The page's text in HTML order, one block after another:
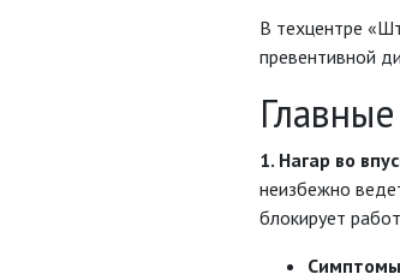
В техцентре
превентивной
1. Нагар во
неизбежно
блокирует